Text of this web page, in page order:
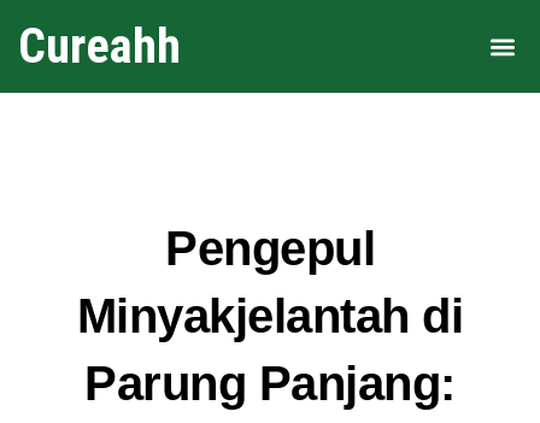
Cureahh
Pengepul
Minyakjelantah di
Parung Panjang: